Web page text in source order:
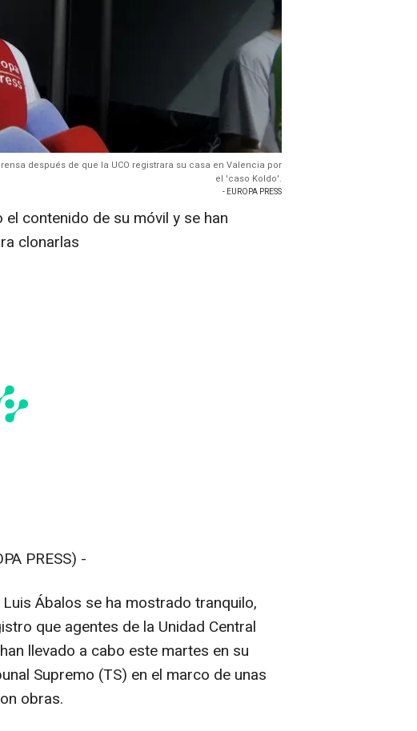
después de que la UCO registrara su casa en Valencia por
el 'caso Koldo'.
- EUROPA PRESS
contenido de su móvil y se han
clonarlas
PRESS) -
Ábalos se ha mostrado tranquilo,
que agentes de la Unidad Central
llevado a cabo este martes en su
Supremo (TS) en el marco de unas
obras.